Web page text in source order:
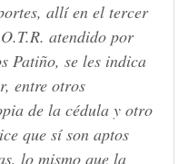
allí en el tercer
atendido por
Patiño, se les indica
entre otros
de la cédula y otro
que sí son aptos
lo mismo que la